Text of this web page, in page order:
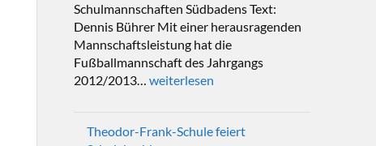
Schulmannschaften Südbadens Text:
Dennis Bührer Mit einer herausragenden
Mannschaftsleistung hat die
Fußballmannschaft des Jahrgangs
2012/2013… weiterlesen
Theodor-Frank-Schule feiert